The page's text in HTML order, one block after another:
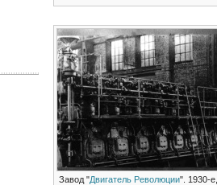
Завод "Двигатель Революции". 1930-е,